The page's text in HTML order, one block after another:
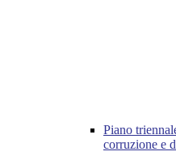
Piano
corruzione e